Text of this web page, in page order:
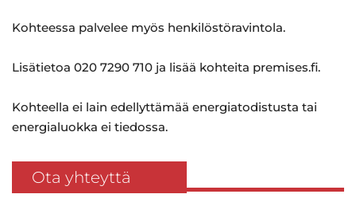
Kohteessa palvelee myös henkilöstöravintola.
Lisätietoa 020 7290 710 ja lisää kohteita premises.fi.
Kohteella ei lain edellyttämää energiatodistusta tai
energialuokka ei tiedossa.
Ota yhteyttä